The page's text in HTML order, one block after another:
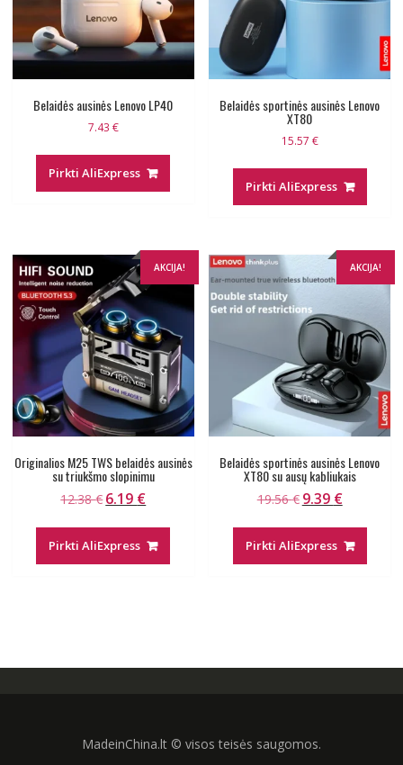
Belaidės ausinės Lenovo LP40
7.43 €
Pirkti AliExpress
Belaidės sportinės ausinės Lenovo
XT80
15.57 €
Pirkti AliExpress
AKCIJA!
Originalios M25 TWS belaidės ausinės
su triukšmo slopinimu
12.38€ Original
12.38 €.
6.19 €Current
6.19 €.
Pirkti AliExpress
AKCIJA!
Belaidės sportinės ausinės Lenovo
XT80 su ausų kabliukais
19.56€ Original
19.56 €.
9.39 €Current
9.39 €.
Pirkti AliExpress
MadeinChina.lt © visos teisės saugomos.